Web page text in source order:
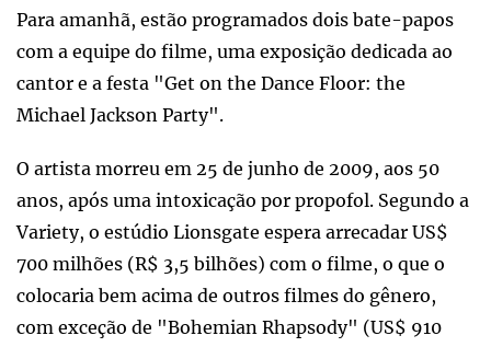
Para amanhã, estão programados dois bate-papos
com a equipe do filme, uma exposição dedicada ao
cantor e a festa "Get on the Dance Floor: the
Michael Jackson Party".
O artista morreu em 25 de junho de 2009, aos 50
anos, após uma intoxicação por propofol. Segundo a
Variety, o estúdio Lionsgate espera arrecadar US$
700 milhões (R$ 3,5 bilhões) com o filme, o que o
colocaria bem acima de outros filmes do gênero,
com exceção de "Bohemian Rhapsody" (US$ 910